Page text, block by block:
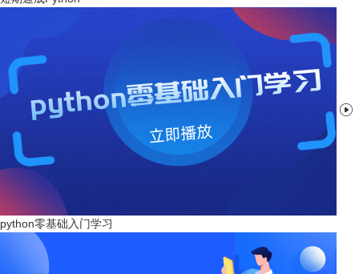

python零基础入门学习